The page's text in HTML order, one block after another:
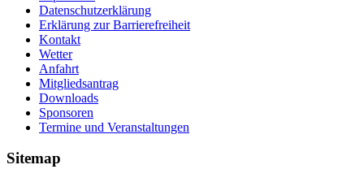
Datenschutzerklärung
Erklärung zur Barriere­frei­heit
Kontakt
Wetter
Anfahrt
Mitgliedsantrag
Downloads
Sponsoren
Termine und Veranstaltungen
Sitemap